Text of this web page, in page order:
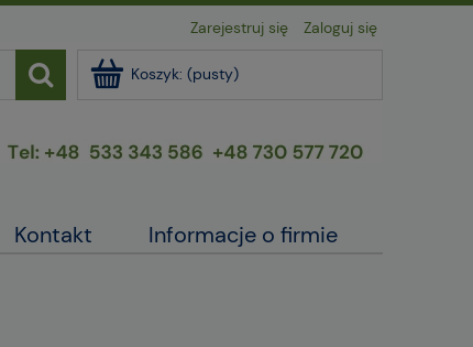
Zarejestruj się Zaloguj się
Koszyk: (pusty)
Kontakt Informacje o firmie